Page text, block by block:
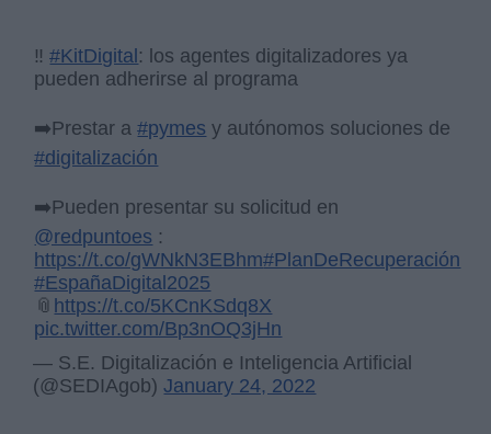
‼️#KitDigital: los agentes digitalizadores ya
pueden adherirse al programa
➡️Prestar a#pymes y autónomos soluciones de
#digitalización
➡️Pueden presentar su solicitud en
@redpuntoes :
https://t.co/gWNkN3EBhm#PlanDeRecuperación
#EspañaDigital2025
📎 https://t.co/5KCnKSdq8X
pic.twitter.com/Bp3nOQ3jHn
— S.E. Digitalización e Inteligencia Artificial
(@SEDIAgob)January 24, 2022